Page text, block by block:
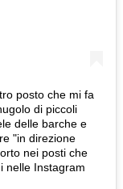
posto che mi fa
di piccoli
delle barche e
"in direzione
nei posti che
nelle Instagram